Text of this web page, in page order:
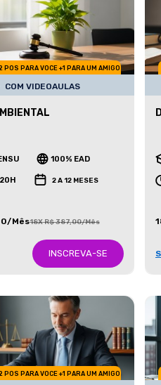
POS PARA VOCE +1 PARA UM AMIGO
COM VIDEOAULAS
100% EAD
2 A 12 MESES
Mês18X R$ 387,00/Mês
INSCREVA-SE
POS PARA VOCE +1 PARA UM AMIGO